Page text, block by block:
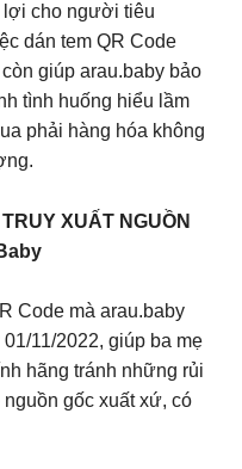
lợi cho người tiêu
dán tem QR Code
giúp arau.baby bảo
tình huống hiểu lầm
phải hàng hóa không
XUẤT NGUỒN
Code mà arau.baby
11/2022, giúp ba mẹ
hãng tránh những rủi
gốc xuất xứ, có